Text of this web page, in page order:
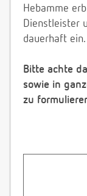
Hebamme
Dienstleister
dauerhaft ein.
Bitte achte
sowie in
zu